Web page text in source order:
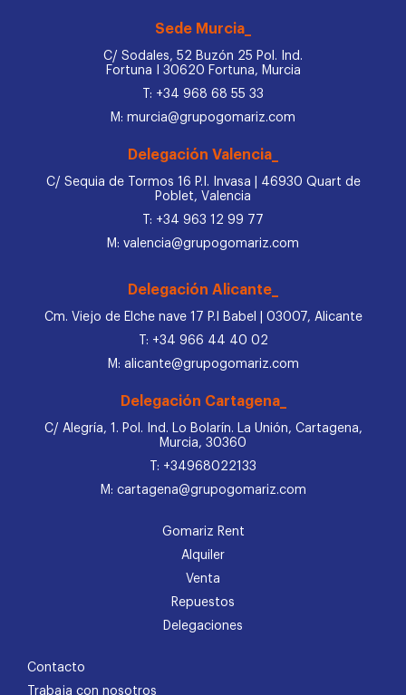
Sede Murcia_
C/ Sodales, 52 Buzón 25 Pol. Ind.
Fortuna I 30620 Fortuna, Murcia
T: +34 968 68 55 33
M: murcia@grupogomariz.com
Delegación Valencia_
C/ Sequia de Tormos 16 P.I. Invasa | 46930 Quart de
Poblet, Valencia
T: +34 963 12 99 77
M: valencia@grupogomariz.com
Delegación Alicante_
Cm. Viejo de Elche nave 17 P.I Babel | 03007, Alicante
T: +34 966 44 40 02
M: alicante@grupogomariz.com
Delegación Cartagena_
C/ Alegría, 1. Pol. Ind. Lo Bolarín. La Unión, Cartagena,
Murcia, 30360
T: +34968022133
M: cartagena@grupogomariz.com
Gomariz Rent
Alquiler
Venta
Repuestos
Delegaciones
Contacto
Trabaja con nosotros